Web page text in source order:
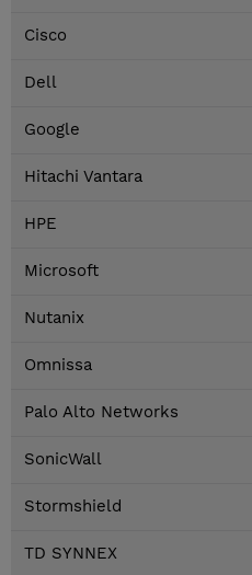
Cisco
Dell
Google
Hitachi Vantara
HPE
Microsoft
Nutanix
Omnissa
Palo Alto Networks
SonicWall
Stormshield
TD SYNNEX